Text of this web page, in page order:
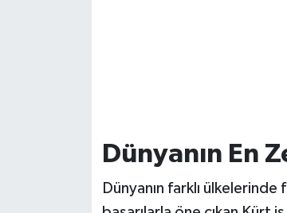
Dünyanın En
Dünyanın farklı